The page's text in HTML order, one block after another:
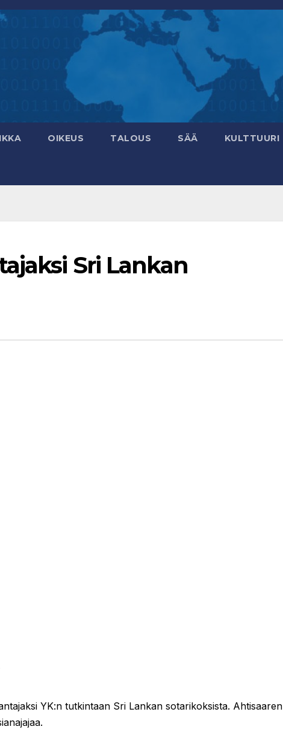
OIKEUS TALOUS SÄÄ KULTTUURI
Sri Lankan
YK:n tutkintaan Sri Lankan sotarikoksista. Ahtisaaren